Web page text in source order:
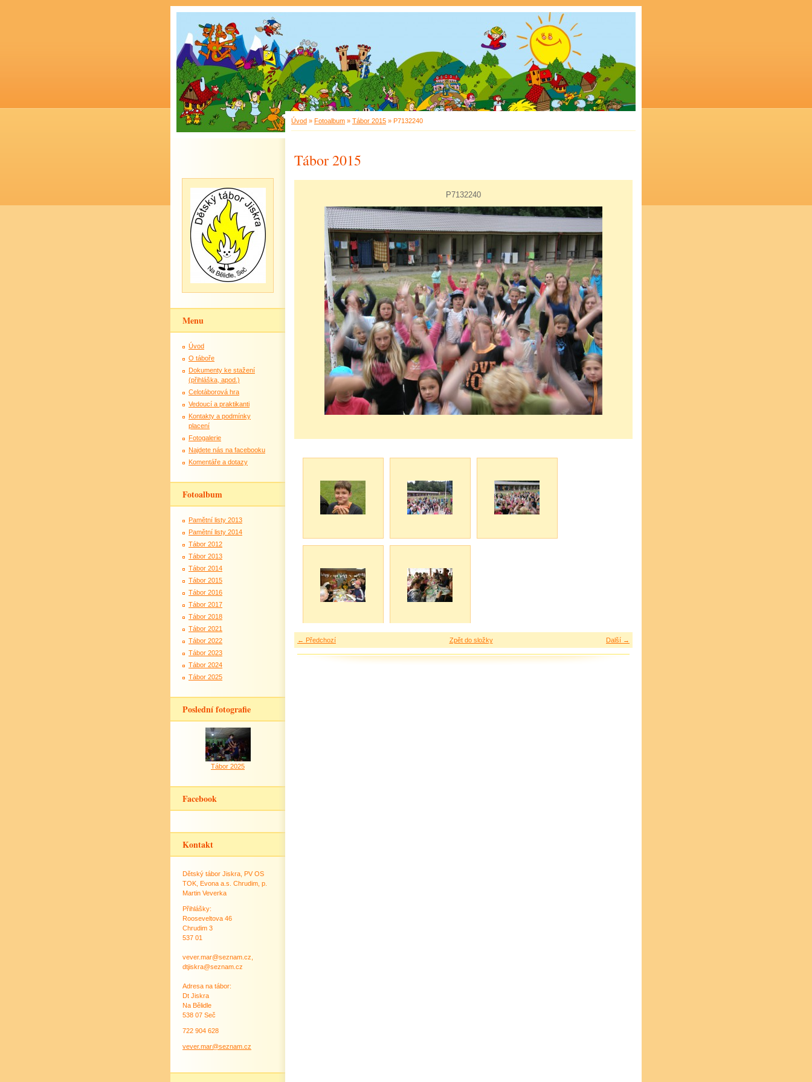
Úvod » Fotoalbum » Tábor 2015 » P7132240
Tábor 2015
P7132240
← Předchozí Další →
Zpět do složky
Menu
Úvod
O táboře
Dokumenty ke stažení
(přihláška, apod.)
Celotáborová hra
Vedoucí a praktikanti
Kontakty a podmínky
placení
Fotogalerie
Najdete nás na facebooku
Komentáře a dotazy
Fotoalbum
Pamětní listy 2013
Pamětní listy 2014
Tábor 2012
Tábor 2013
Tábor 2014
Tábor 2015
Tábor 2016
Tábor 2017
Tábor 2018
Tábor 2021
Tábor 2022
Tábor 2023
Tábor 2024
Tábor 2025
Poslední fotografie
Tábor 2025
Facebook
Kontakt
Dětský tábor Jiskra, PV OS
TOK, Evona a.s. Chrudim, p.
Martin Veverka
Přihlášky:
Rooseveltova 46
Chrudim 3
537 01
vever.mar@seznam.cz,
dtjiskra@seznam.cz
Adresa na tábor:
Dt Jiskra
Na Bělidle
538 07 Seč
722 904 628
vever.mar@seznam.cz